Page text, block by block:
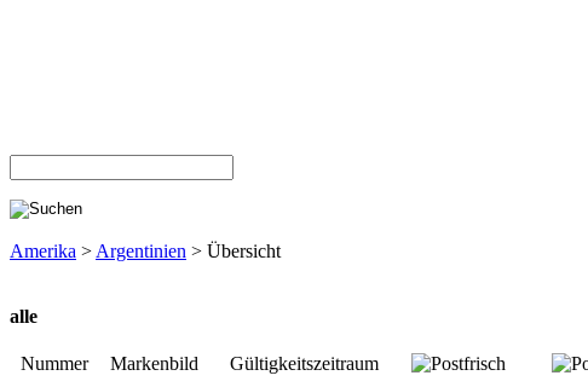
Amerika > Argentinien > Übersicht
alle
Nummer Markenbild Gültigkeitszeitraum